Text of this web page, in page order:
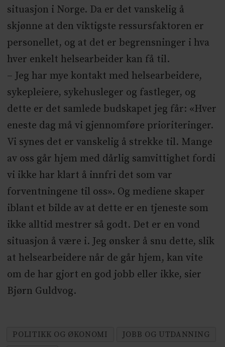
situasjon i Norge. Da er det vanskelig å
skjønne at den viktigste ressursfaktoren er
personellet, og at det er begrensninger i hva
hver enkelt helsearbeider kan få til.
– Jeg har mye kontakt med helsearbeidere,
sykepleiere, sykehusleger og fastleger, og
dette er det samlede budskapet jeg får: «Hver
eneste dag må vi gjennomføre prioriteringer.
Vi synes det er vanskelig å strekke til. Mange
av oss går hjem med dårlig samvittighet fordi
vi ikke har klart å innfri det som var
forventningene til oss». Og mediene skaper
iblant et bilde av at dette er en tjeneste som
ikke alltid mestrer så godt. Det er en vond
situasjon å være i. Jeg ønsker å snu dette, slik
at helsearbeidere når de går hjem, kan vite
om de har gjort en god jobb eller ikke, sier
Bjørn Guldvog.
POLITIKK OG ØKONOMI
JOBB OG UTDANNING